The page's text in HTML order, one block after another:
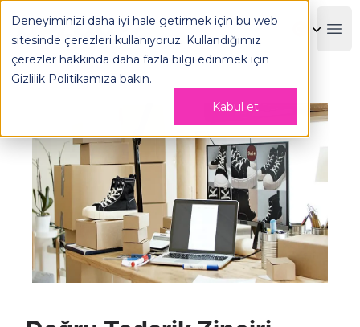
Deneyiminizi daha iyi hale getirmek için bu web
sitesinde çerezleri kullanıyoruz. Kullandığımız
çerezler hakkında daha fazla bilgi edinmek için
Gizlilik Politikamıza bakın.
Kabul et
OPLOG